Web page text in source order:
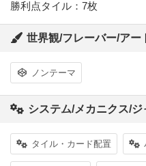
勝利点タイル：7枚
世界観/フレーバー/アー
ノンテーマ
システム/メカニクス/ジ
タイル・カード配置